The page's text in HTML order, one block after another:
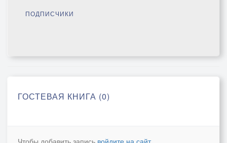
ПОДПИСЧИКИ
ГОСТЕВАЯ КНИГА (0)
Чтобы добавить запись войдите на сайт.